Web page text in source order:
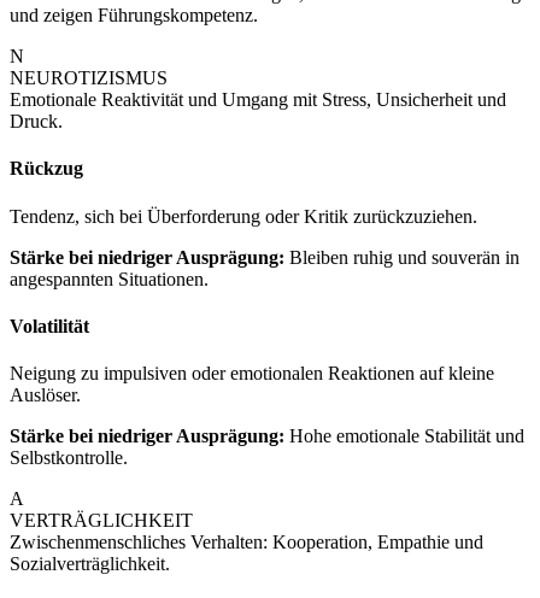
und zeigen Führungskompetenz.
N
NEUROTIZISMUS
Emotionale Reaktivität und Umgang mit Stress, Unsicherheit und
Druck.
Rückzug
Tendenz, sich bei Überforderung oder Kritik zurückzuziehen.
Stärke bei niedriger Ausprägung: Bleiben ruhig und souverän in
angespannten Situationen.
Volatilität
Neigung zu impulsiven oder emotionalen Reaktionen auf kleine
Auslöser.
Stärke bei niedriger Ausprägung: Hohe emotionale Stabilität und
Selbstkontrolle.
A
VERTRÄGLICHKEIT
Zwischenmenschliches Verhalten: Kooperation, Empathie und
Sozialverträglichkeit.